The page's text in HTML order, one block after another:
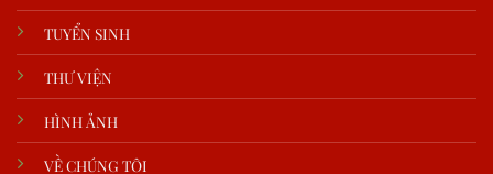
TUYỂN SINH
THƯ VIỆN
HÌNH ẢNH
VỀ CHÚNG TÔI